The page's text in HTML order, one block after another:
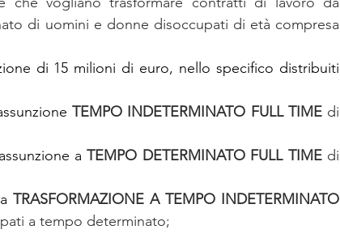
di uomini e donne disoccupati di età compresa
di 15 milioni di euro, nello specifico distribuiti
TEMPO INDETERMINATO FULL TIME di
a TEMPO DETERMINATO FULL TIME di
TRASFORMAZIONE A TEMPO INDETERMINATO
a tempo determinato;